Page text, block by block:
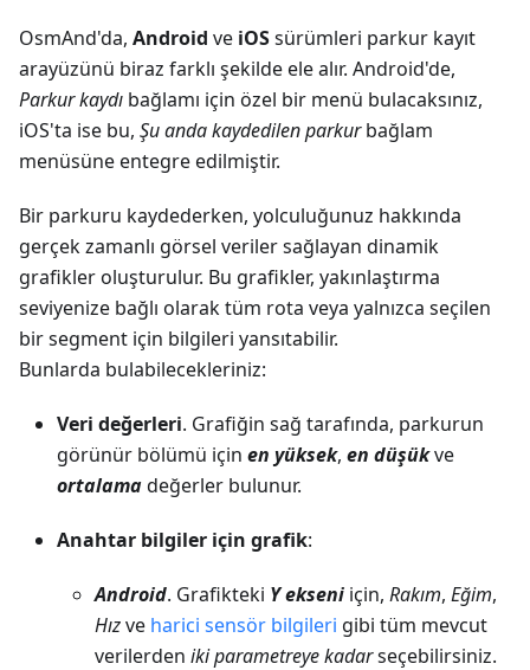
OsmAnd'da, Android ve iOSsürümleri parkur kayıt
arayüzünü biraz farklı şekilde ele alır. Android'de,
Parkur kaydı bağlamı için özel bir menü bulacaksınız,
iOS'ta ise bu, Şu anda kaydedilen parkurbağlam
menüsüne entegre edilmiştir.
Bir parkuru kaydederken, yolculuğunuz hakkında
gerçek zamanlı görsel veriler sağlayan dinamik
grafikler oluşturulur. Bu grafikler, yakınlaştırma
seviyenize bağlı olarak tüm rota veya yalnızca seçilen
bir segment için bilgileri yansıtabilir.
Bunlarda bulabilecekleriniz:
Veri değerleri. Grafiğin sağ tarafında, parkurun
görünür bölümü için en yüksek, en düşükve
ortalamadeğerler bulunur.
Anahtar bilgiler için grafik:
Android. Grafikteki Y ekseni için, Rakım, Eğim,
Hızve harici sensör bilgileri gibi tüm mevcut
verilerden iki parametreye kadarseçebilirsiniz.